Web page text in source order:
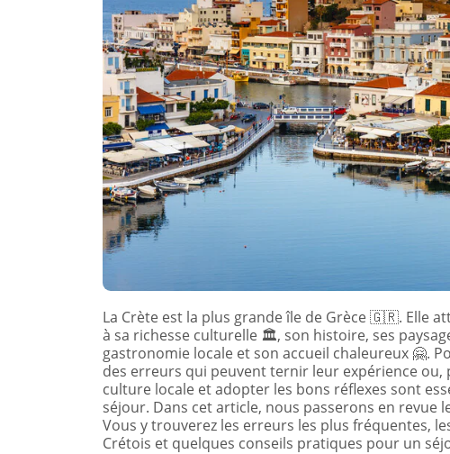
La Crète est la plus grande île de Grèce🇬🇷. Elle
à sa richesse culturelle 🏛️, son histoire, ses
gastronomie locale et son accueil chaleureux 🤗.
des erreurs qui peuvent ternir leur expérience
culture locale et adopter les bons réflexes sont
séjour. Dans cet article, nous passerons en revue
Vous y trouverez les erreurs les plus fréquentes,
Crétois et quelques conseils pratiques pour un